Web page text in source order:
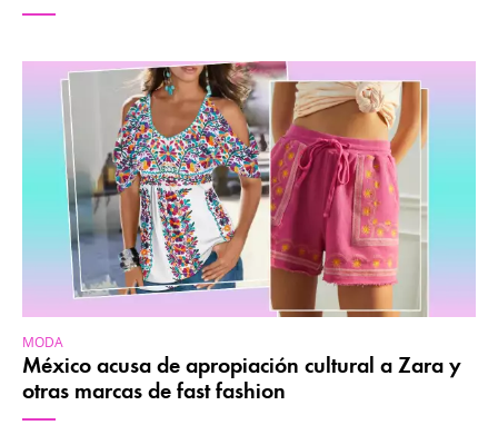
MODA
México acusa de apropiación cultural a Zara y
otras marcas de fast fashion